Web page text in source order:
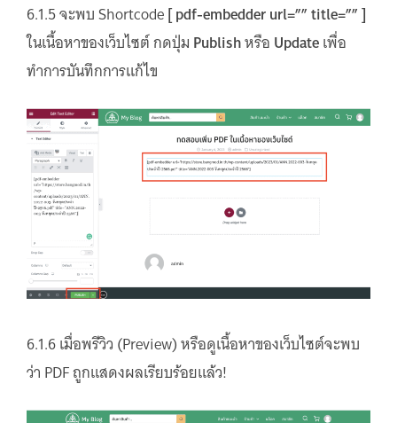
6.1.5 จะพบ Shortcode[ pdf-embedder url=”” title=”” ]
ในเนื้อหาของเว็บไซต์ กดปุ่ม Publishหรือ Updateเพื่อ
ทำการบันทึกการแก้ไข
6.1.6 เมื่อพรีวิว (Preview) หรือดูเนื้อหาของเว็บไซต์จะพบ
ว่า PDF ถูกแสดงผลเรียบร้อยแล้ว!